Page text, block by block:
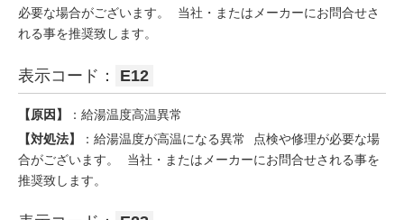
必要な場合がございます。 当社・またはメーカーにお問合せさ
れる事を推奨致します。
表示コード： E12
【原因】
：給湯温度高温異常
【対処法】
：給湯温度が高温になる異常 点検や修理が必要な場
合がございます。 当社・またはメーカーにお問合せされる事を
推奨致します。